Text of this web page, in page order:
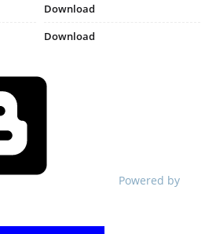
Download
Download
Powered by